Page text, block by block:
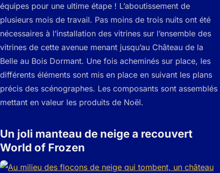
équipes pour une ultime étape ! L’aboutissement de
plusieurs mois de travail. Pas moins de trois nuits ont été
nécessaires à l’installation des vitrines sur l’ensemble des
vitrines de cette avenue menant jusqu’au Château de la
Belle au Bois Dormant. Une fois acheminés sur place, les
différents éléments sont mis en place en suivant les plans
précis des scénographes. Les composants sont assemblés
mettant en valeur les produits de Noël.
Un joli manteau de neige a recouvert
World of Frozen